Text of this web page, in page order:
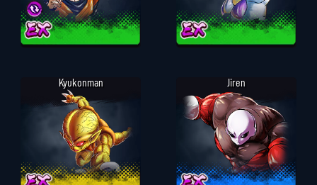
Kyukonman Jiren